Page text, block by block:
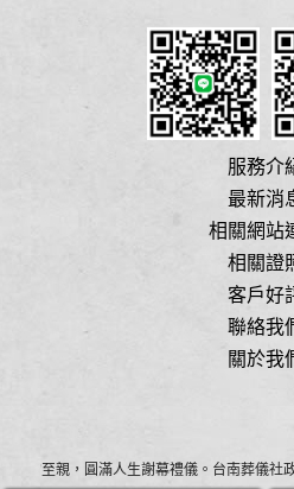
服務介
最新消
相關網站
相關證
客戶好
聯絡我
關於我
您的至親，圓滿人生謝幕禮儀。台南葬儀社